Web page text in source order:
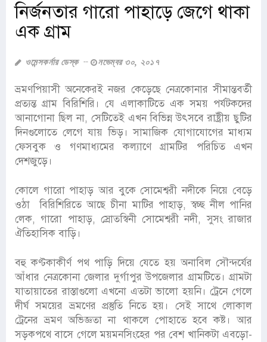
নির্জনতার গারো পাহাড়ে জেগে থাকা
এক গ্রাম
ওমেন্সকর্নার ডেস্ক নভেম্বর ৩০, ২০১৭
ভ্রমণপিয়াসী অনেকেরই নজর কেড়েছে নেত্রকোনার সীমান্তবর্তী
প্রত্যন্ত গ্রাম বিরিশিরি। যে এলাকাটিতে এক সময় পর্যটকদের
আনাগোনা ছিল না, সেটিতেই এখন বিভিন্ন উৎসবে রাষ্ট্রীয় ছুটির
দিনগুলোতে লেগে যায় ভিড়। সামাজিক যোগাযোগের মাধ্যম
ফেসবুক ও গণমাধ্যমের কল্যাণে গ্রামটির পরিচিত এখন
দেশজুড়ে।
কোলে গারো পাহাড় আর বুকে সোমেশ্বরী নদীকে নিয়ে বেড়ে
ওঠা বিরিশিরিতে আছে চীনা মাটির পাহাড়, স্বচ্ছ নীল পানির
লেক, গারো পাহাড়, স্রোতস্বিনী সোমেশ্বরী নদী, সুসং রাজার
ঐতিহাসিক বাড়ি।
বহু কণ্টকাকীর্ণ পথ পাড়ি দিয়ে যেতে হয় অনাবিল সৌন্দর্যের
আঁধার নেত্রকোনা জেলার দুর্গাপুর উপজেলার গ্রামটিতে। গ্রামটা
যাতায়াতের রাস্তাগুলো এখনো এতটা ভালো হয়নি। ট্রেনে গেলে
দীর্ঘ সময়ের ভ্রমণের প্রস্তুতি নিতে হয়। সেই সাথে লোকাল
ট্রেনের ভ্রমণ অভিজ্ঞতা না থাকলে পোহাতে হবে কষ্ট। আর
সড়কপথে বাসে গেলে ময়মনসিংহের পর বেশ খানিকটা এবড়ো-